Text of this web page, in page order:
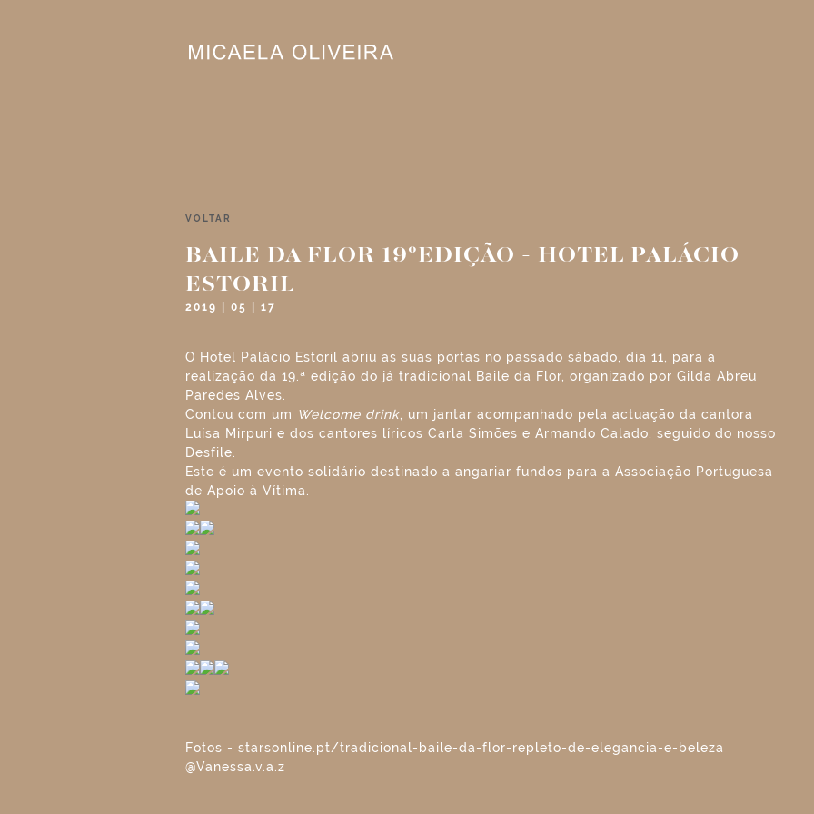
VOLTAR
BAILE DA FLOR 19°EDIÇÃO - HOTEL PALÁCIO
ESTORIL
2019 | 05 | 17
O Hotel Palácio Estoril abriu as suas portas no passado sábado, dia 11, para a
realização da 19.ª edição do já tradicional Baile da Flor, organizado por Gilda Abreu
Paredes Alves.
Contou com um Welcome drink, um jantar acompanhado pela actuação da cantora
Luísa Mirpuri e dos cantores líricos Carla Simões e Armando Calado, seguido do nosso
Desfile.
Este é um evento solidário destinado a angariar fundos para a Associação Portuguesa
de Apoio à Vítima.
Fotos - starsonline.pt/tradicional-baile-da-flor-repleto-de-elegancia-e-beleza
@Vanessa.v.a.z